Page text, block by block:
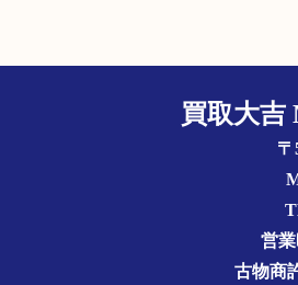
買取大
営
古物商